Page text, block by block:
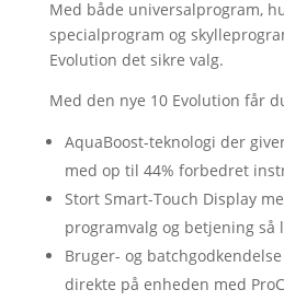
Med både universalprogram,
specialprogram og
Evolution det sikre valg.
Med den nye 10 Evolution får
AquaBoost-teknologi der
med op til 44% forbedret
Stort Smart-Touch Display
programvalg og betjening så
Bruger- og
direkte på enheden med